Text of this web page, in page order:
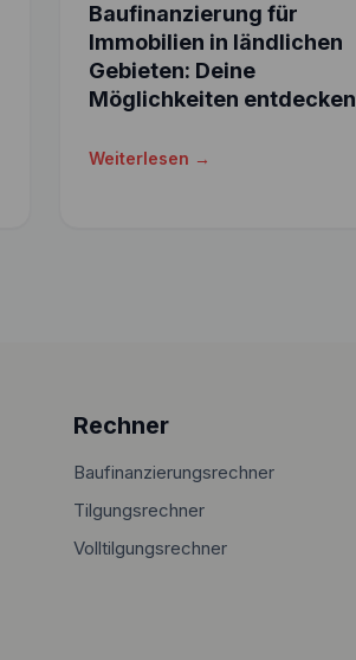
Baufinanzierung für
Immobilien in ländlichen
Gebieten: Deine
Möglichkeiten entdecken
Weiterlesen →
Rechner
Baufinanzierungsrechner
Tilgungsrechner
Volltilgungsrechner